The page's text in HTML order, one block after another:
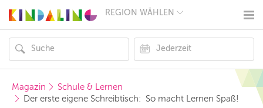
REGION WÄHLEN
MÜNCHEN
HAMBURG
FRANKFURT
KÖLN
STUTTGART
ESSEN
Magazin
Schule & Lernen
Der erste eigene Schreibtisch:  So macht Lernen Spaß!